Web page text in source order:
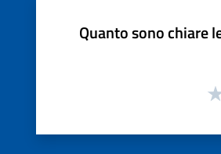
Quanto sono chiare